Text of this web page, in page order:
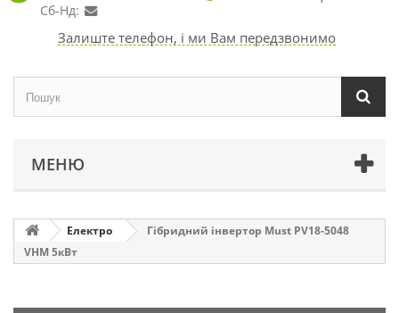
Сб-Нд:
Залиште телефон, і ми Вам передзвонимо
МЕНЮ
Електро
Гібридний інвертор Must PV18-5048
VHM 5кВт